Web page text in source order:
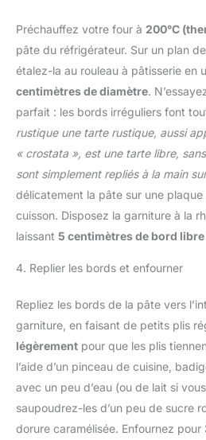
Préchauffez votre four à 200°C
pâte du réfrigérateur. Sur un plan
étalez-la au rouleau à pâtisserie en
centimètres de diamètre.
parfait : les bords irréguliers font
rustique une tarte rustique, aussi
« crostata », est une tarte libre,
sont simplement repliés à la main
délicatement la pâte sur une
cuisson. Disposez la garniture à la
laissant 5 centimètres de bord libre
4. Replier les bords et enfourner
Repliez les bords de la pâte vers
garniture, en faisant de petits plis
légèrement pour que les plis
l’aide d’un pinceau de cuisine,
avec un peu d’eau (ou de lait si
saupoudrez-les d’un peu de sucre
dorure caramélisée. Enfournez pour